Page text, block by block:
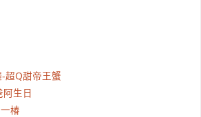
超Q甜帝王蟹
生日
椿